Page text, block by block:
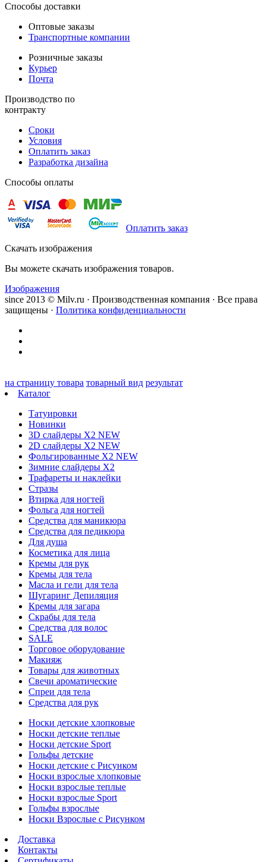
Способы доставки
Оптовые заказы
Транспортные компании
Розничные заказы
Курьер
Почта
Производство по
контракту
Сроки
Условия
Оплатить заказ
Разработка дизайна
Способы оплаты
Оплатить заказ
Скачать изображения
Вы можете скачать изображения товаров.
Изображения
since 2013 © Milv.ru · Производственная компания · Все права
защищены · Политика конфиденциальности
на страницу товара товарный вид результат
Каталог
Татуировки
Новинки
3D слайдеры X2 NEW
2D слайдеры X2 NEW
Фольгированные X2 NEW
Зимние слайдеры Х2
Трафареты и наклейки
Стразы
Втирка для ногтей
Фольга для ногтей
Средства для маникюра
Средства для педикюра
Для душа
Косметика для лица
Кремы для рук
Кремы для тела
Масла и гели для тела
Шугаринг Депиляция
Кремы для загара
Скрабы для тела
Средства для волос
SALE
Торговое оборудование
Макияж
Товары для животных
Свечи ароматические
Спреи для тела
Средства для рук
Носки детские хлопковые
Носки детские теплые
Носки детские Sport
Гольфы детские
Носки детские с Рисунком
Носки взрослые хлопковые
Носки взрослые теплые
Носки взрослые Sport
Гольфы взрослые
Носки Взрослые с Рисунком
Доставка
Контакты